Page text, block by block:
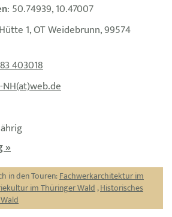
: 50.74939, 10.47007
1, OT Weidebrunn, 99574
403018
»
in den Touren:Fachwerkarchitektur im
im Thüringer Wald,Historisches